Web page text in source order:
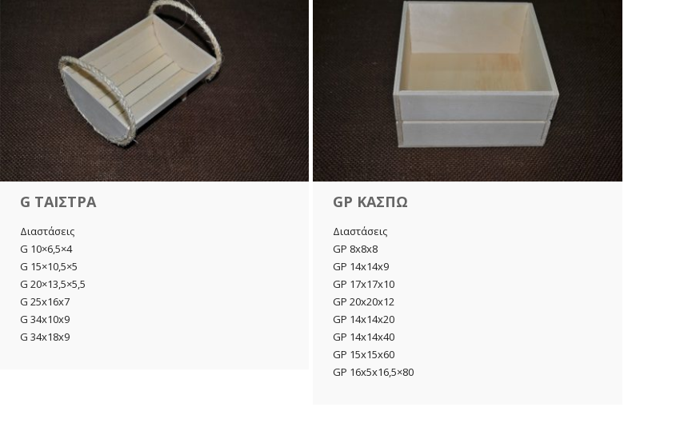
G ΤΑΙΣΤΡΑ
Διαστάσεις
G 10×6,5×4
G 15×10,5×5
G 20×13,5×5,5
G 25x16x7
G 34x10x9
G 34x18x9
GP ΚΑΣΠΩ
Διαστάσεις
GP 8x8x8
GP 14x14x9
GP 17x17x10
GP 20x20x12
GP 14x14x20
GP 14x14x40
GP 15x15x60
GP 16x5x16,5×80